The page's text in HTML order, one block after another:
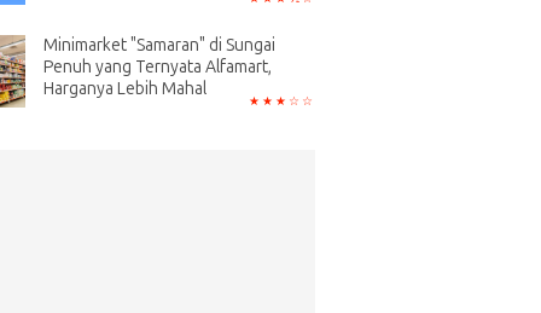
Minimarket "Samaran" di Sungai
Penuh yang Ternyata Alfamart,
Harganya Lebih Mahal